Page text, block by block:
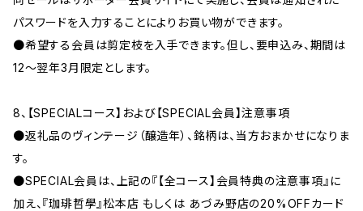
パスワードを入力することによりお買い物ができます。
●希望する会員は剪定枝を入手できます。但し、要申込み、期間は
12～翌年3月限定とします。
8、【SPECIALコース】および【SPECIAL会員】注意事項
●返礼品のヴィンテージ（醸造年）、銘柄は、当方おまかせになりま
す。
●SPECIAL会員は、上記の『【全コース】会員特典の注意事項』に
加え、『珈琲哲學』松本店 もしくは あづみ野店の20%OFFカード